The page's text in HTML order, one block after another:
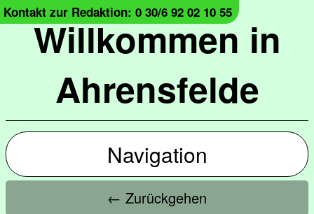
Willkommen in
Ahrensfelde
Kontakt zur Redaktion: 0 30/6 92 02 10 55
Navigation
← Zurückgehen